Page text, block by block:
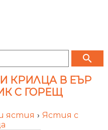
search
КРИЛЦА В ЕЪР
С ГОРЕЩ
ястия › Ястия с